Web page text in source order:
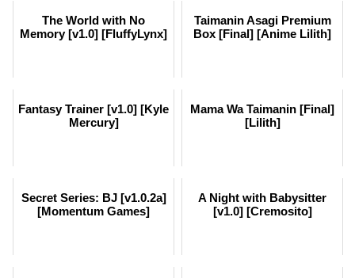
The World with No
Memory [v1.0] [FluffyLynx]
Taimanin Asagi Premium
Box [Final] [Anime Lilith]
Fantasy Trainer [v1.0] [Kyle
Mercury]
Mama Wa Taimanin [Final]
[Lilith]
Secret Series: BJ [v1.0.2a]
[Momentum Games]
A Night with Babysitter
[v1.0] [Cremosito]